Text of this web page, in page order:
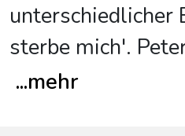
unterschiedlicher
sterbe mich'.
...mehr